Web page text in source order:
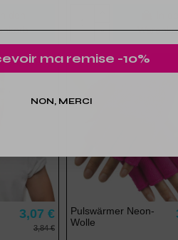
3,07 €
3,84 €
Pulswärmer Neon-
Wolle
ma remise -10%
NON, MERCI